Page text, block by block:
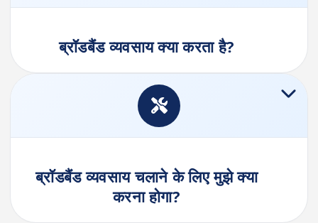
ब्रॉडबैंड व्यवसाय क्या करता है?
ब्रॉडबैंड व्यवसाय चलाने के लिए मुझे क्या
करना होगा?